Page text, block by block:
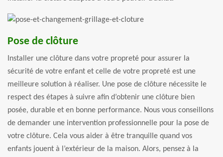
Pose de clôture
Installer une clôture dans votre propreté pour assurer la
sécurité de votre enfant et celle de votre propreté est une
meilleure solution à réaliser. Une pose de clôture nécessite le
respect des étapes à suivre afin d’obtenir une clôture bien
posée, durable et en bonne performance. Nous vous conseillons
de demander une intervention professionnelle pour la pose de
votre clôture. Cela vous aider à être tranquille quand vos
enfants jouent à l’extérieur de la maison. Alors, pensez à la